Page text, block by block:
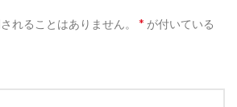
れることはありません。 * が付いている